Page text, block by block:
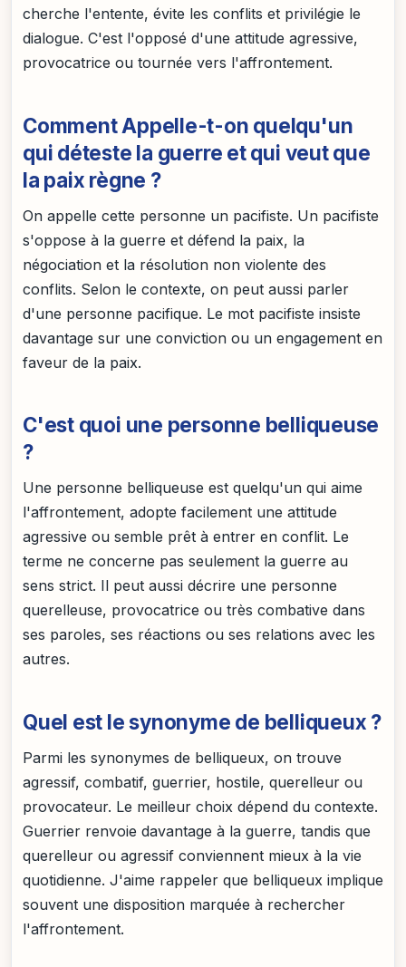
cherche l'entente, évite les conflits et privilégie le
dialogue. C'est l'opposé d'une attitude agressive,
provocatrice ou tournée vers l'affrontement.
Comment Appelle-t-on quelqu'un
qui déteste la guerre et qui veut que
la paix règne ?
On appelle cette personne un pacifiste. Un pacifiste
s'oppose à la guerre et défend la paix, la
négociation et la résolution non violente des
conflits. Selon le contexte, on peut aussi parler
d'une personne pacifique. Le mot pacifiste insiste
davantage sur une conviction ou un engagement en
faveur de la paix.
C'est quoi une personne belliqueuse
?
Une personne belliqueuse est quelqu'un qui aime
l'affrontement, adopte facilement une attitude
agressive ou semble prêt à entrer en conflit. Le
terme ne concerne pas seulement la guerre au
sens strict. Il peut aussi décrire une personne
querelleuse, provocatrice ou très combative dans
ses paroles, ses réactions ou ses relations avec les
autres.
Quel est le synonyme de belliqueux ?
Parmi les synonymes de belliqueux, on trouve
agressif, combatif, guerrier, hostile, querelleur ou
provocateur. Le meilleur choix dépend du contexte.
Guerrier renvoie davantage à la guerre, tandis que
querelleur ou agressif conviennent mieux à la vie
quotidienne. J'aime rappeler que belliqueux implique
souvent une disposition marquée à rechercher
l'affrontement.